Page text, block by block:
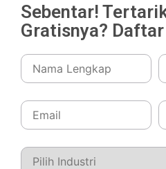
Fitur unggulan yang
Invoice management:
Sebentar!
Gratisnya?